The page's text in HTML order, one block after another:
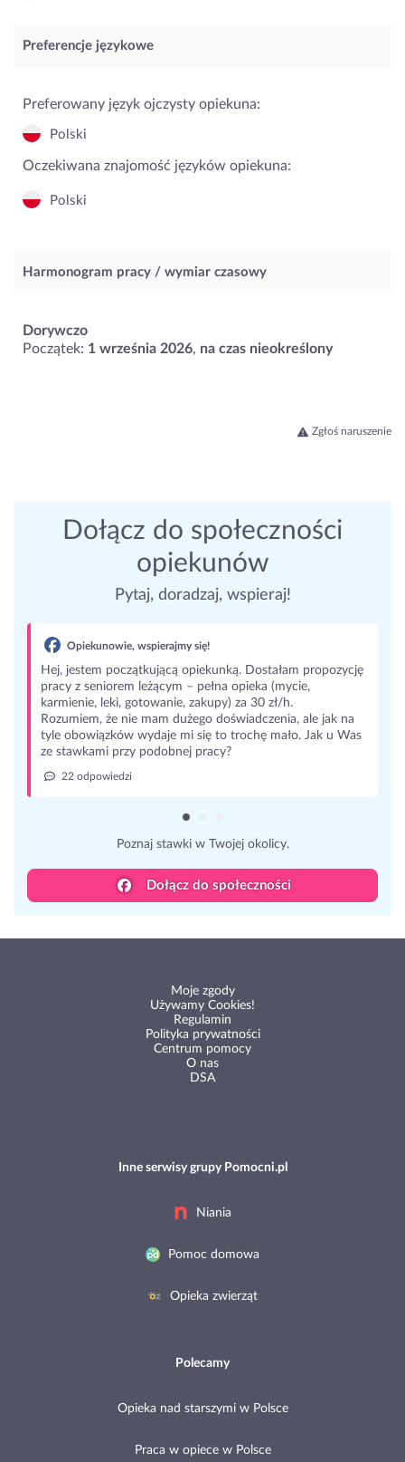
Preferencje językowe
Preferowany język ojczysty opiekuna:
Polski
Oczekiwana znajomość języków opiekuna:
Polski
Harmonogram pracy / wymiar czasowy
Dorywczo
Początek: 1 września 2026, na czas nieokreślony
Zgłoś naruszenie
Dołącz do społeczności
opiekunów
Pytaj, doradzaj, wspieraj!
Opiekunowie, wspierajmy się!
Hej, jestem początkującą opiekunką. Dostałam propozycję
pracy z seniorem leżącym – pełna opieka (mycie,
karmienie, leki, gotowanie, zakupy) za 30 zł/h.
Rozumiem, że nie mam dużego doświadczenia, ale jak na
tyle obowiązków wydaje mi się to trochę mało. Jak u Was
ze stawkami przy podobnej pracy?
22 odpowiedzi
Poznaj stawki w Twojej okolicy.
Dołącz do społeczności
Moje zgody
Używamy Cookies!
Regulamin
Polityka prywatności
Centrum pomocy
O nas
DSA
Inne serwisy grupy Pomocni.pl
Niania
Pomoc domowa
Opieka zwierząt
Polecamy
Opieka nad starszymi w Polsce
Praca w opiece w Polsce